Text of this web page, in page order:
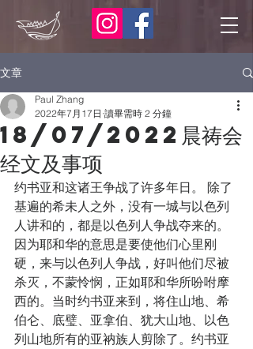
文章
18/07/2022晨祷会
经文及事项
Paul Zhang
2022年7月17日 讀畢需時 2 分鐘
约书亚和这诸王争战了许多年日。 除了
基遍的希未人之外，没有一城与以色列
人讲和的，都是以色列人争战夺来的。
因为耶和华的意思是要使他们心里刚
硬，来与以色列人争战，好叫他们尽被
杀灭，不蒙怜悯，正如耶和华所吩咐摩
西的。当时约书亚来到，将住山地、希
伯仑、底璧、亚拿伯、犹大山地、以色
列山地所有的亚衲族人剪除了。约书亚